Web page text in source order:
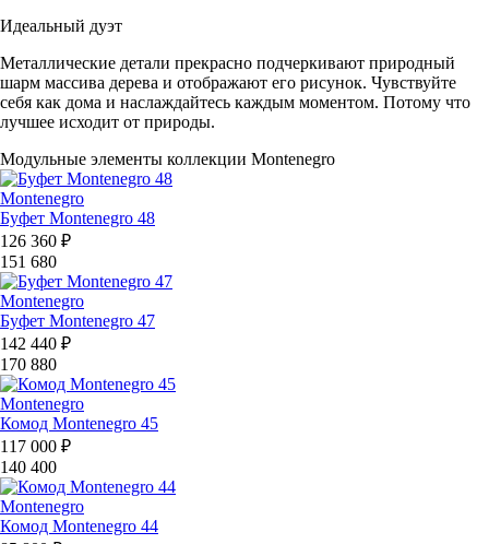
Идеальный дуэт
Металлические детали прекрасно подчеркивают природный
шарм массива дерева и отображают его рисунок. Чувствуйте
себя как дома и наслаждайтесь каждым моментом. Потому что
лучшее исходит от природы.
Модульные элементы коллекции Montenegro
Montenegro
Буфет Montenegro 48
126 360 ₽
151 680
Montenegro
Буфет Montenegro 47
142 440 ₽
170 880
Montenegro
Комод Montenegro 45
117 000 ₽
140 400
Montenegro
Комод Montenegro 44